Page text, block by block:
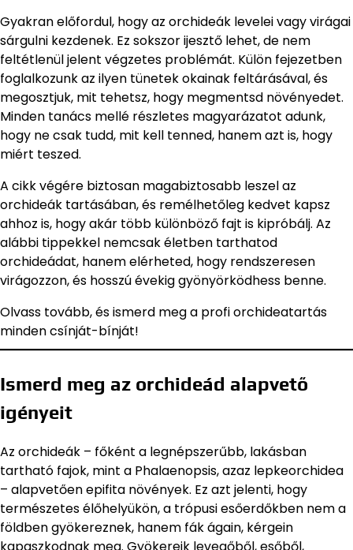
Gyakran előfordul, hogy az orchideák levelei vagy virágai
sárgulni kezdenek. Ez sokszor ijesztő lehet, de nem
feltétlenül jelent végzetes problémát. Külön fejezetben
foglalkozunk az ilyen tünetek okainak feltárásával, és
megosztjuk, mit tehetsz, hogy megmentsd növényedet.
Minden tanács mellé részletes magyarázatot adunk,
hogy ne csak tudd, mit kell tenned, hanem azt is, hogy
miért teszed.
A cikk végére biztosan magabiztosabb leszel az
orchideák tartásában, és remélhetőleg kedvet kapsz
ahhoz is, hogy akár több különböző fajt is kipróbálj. Az
alábbi tippekkel nemcsak életben tarthatod
orchideádat, hanem elérheted, hogy rendszeresen
virágozzon, és hosszú évekig gyönyörködhess benne.
Olvass tovább, és ismerd meg a profi orchideatartás
minden csínját-bínját!
Ismerd meg az orchideád alapvető
igényeit
Az orchideák – főként a legnépszerűbb, lakásban
tartható fajok, mint a Phalaenopsis, azaz lepkeorchidea
– alapvetően epifita növények. Ez azt jelenti, hogy
természetes élőhelyükön, a trópusi esőerdőkben nem a
földben gyökereznek, hanem fák ágain, kérgein
kapaszkodnak meg. Gyökereik levegőből, esőből,